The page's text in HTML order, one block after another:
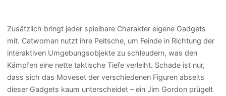
Zusätzlich bringt jeder spielbare Charakter eigene Gadgets
mit. Catwoman nutzt ihre Peitsche, um Feinde in Richtung der
interaktiven Umgebungsobjekte zu schleudern, was den
Kämpfen eine nette taktische Tiefe verleiht. Schade ist nur,
dass sich das Moveset der verschiedenen Figuren abseits
dieser Gadgets kaum unterscheidet – ein Jim Gordon prügelt